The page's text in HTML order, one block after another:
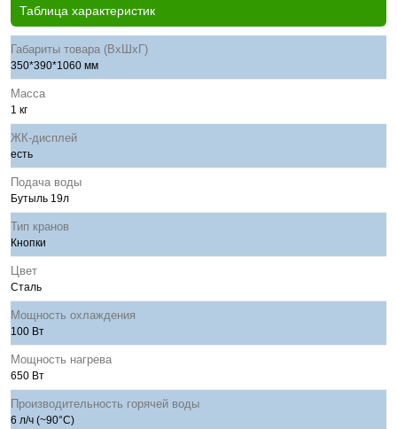
Таблица характеристик
Габариты товара (ВхШхГ)
350*390*1060 мм
Масса
1 кг
ЖК-дисплей
есть
Подача воды
Бутыль 19л
Тип кранов
Кнопки
Цвет
Сталь
Мощность охлаждения
100 Вт
Мощность нагрева
650 Вт
Производительность горячей воды
6 л/ч (~90°C)